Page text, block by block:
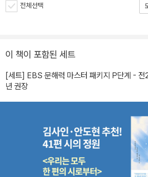
전체선택
이 책이 포함된 세트
[세트] EBS 문해력 마스터 패키지 P단계 -
년 권장